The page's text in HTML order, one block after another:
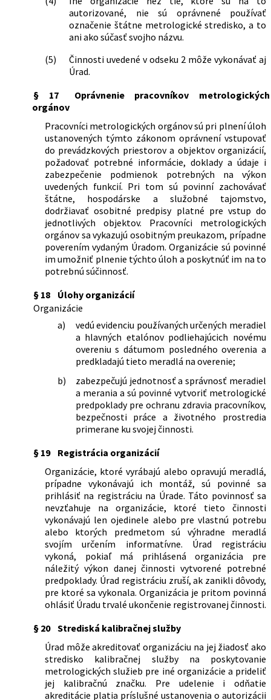
autorizované, nie sú oprávnené používať
označenie štátne metrologické stredisko, a to
ani ako súčasť svojho názvu.
(5)
Činnosti uvedené v odseku 2 môže vykonávať aj
Úrad.
§ 17
Oprávnenie pracovníkov metrologických
orgánov
Pracovníci metrologických orgánov sú pri plnení úloh
ustanovených týmto zákonom oprávnení vstupovať
do prevádzkových priestorov a objektov organizácií,
požadovať potrebné informácie, doklady a údaje i
zabezpečenie podmienok potrebných na výkon
uvedených funkcií. Pri tom sú povinní zachovávať
štátne, hospodárske a služobné tajomstvo,
dodržiavať osobitné predpisy platné pre vstup do
jednotlivých objektov. Pracovníci metrologických
orgánov sa vykazujú osobitným preukazom, prípadne
poverením vydaným Úradom. Organizácie sú povinné
im umožniť plnenie týchto úloh a poskytnúť im na to
potrebnú súčinnosť.
§ 18
Úlohy organizácií
Organizácie
a)
vedú evidenciu používaných určených meradiel
a hlavných etalónov podliehajúcich novému
overeniu s dátumom posledného overenia a
predkladajú tieto meradlá na overenie;
b)
zabezpečujú jednotnosť a správnosť meradiel
a merania a sú povinné vytvoriť metrologické
predpoklady pre ochranu zdravia pracovníkov,
bezpečnosti práce a životného prostredia
primerane ku svojej činnosti.
§ 19
Registrácia organizácií
Organizácie, ktoré vyrábajú alebo opravujú meradlá,
prípadne vykonávajú ich montáž, sú povinné sa
prihlásiť na registráciu na Úrade. Táto povinnosť sa
nevzťahuje na organizácie, ktoré tieto činnosti
vykonávajú len ojedinele alebo pre vlastnú potrebu
alebo ktorých predmetom sú výhradne meradlá
svojím určením informatívne. Úrad registráciu
vykoná, pokiaľ má prihlásená organizácia pre
náležitý výkon danej činnosti vytvorené potrebné
predpoklady. Úrad registráciu zruší, ak zanikli dôvody,
pre ktoré sa vykonala. Organizácia je pritom povinná
ohlásiť Úradu trvalé ukončenie registrovanej činnosti.
§ 20 Strediská kalibračnej služby
Úrad môže akreditovať organizáciu na jej žiadosť ako
stredisko kalibračnej služby na poskytovanie
metrologických služieb pre iné organizácie a prideliť
jej kalibračnú značku. Pre udelenie i odňatie
akreditácie platia príslušné ustanovenia o autorizácii